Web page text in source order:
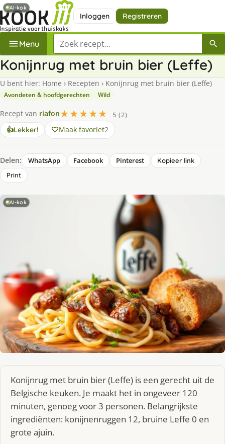
Inloggen Registreren
Menu Zoek een recept
Konijnrug met bruin bier (Leffe)
U bent hier: Home › Recepten › Konijnrug met bruin bier (Leffe)
Avondeten & hoofdgerechten Wild
Recept van riafon★★★★★
5 (2)
👍Lekker! Maak favoriet2
Delen: WhatsApp Facebook Pinterest
Kopieer link
Print
AI-kok
Konijnrug met bruin bier (Leffe) is een gerecht uit de
Belgische keuken. Je maakt het in ongeveer 120
minuten, genoeg voor 3 personen. Belangrijkste
ingrediënten: konijnenruggen 12, bruine Leffe 0 en
grote ajuin.
AI-kok